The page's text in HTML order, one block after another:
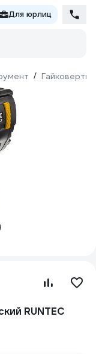
Для юрлиц
/ Гайковерты
RUNTEC